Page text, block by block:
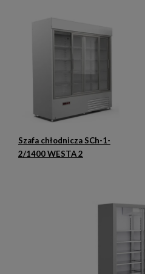
Szafa chłodnicza SCh-1-
2/1400 WESTA 2